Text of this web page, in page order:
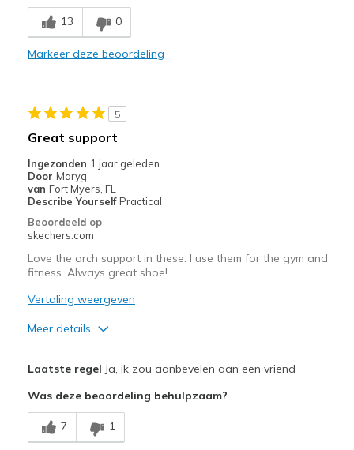
Comfortable
Minpunten
Beste toepassingen
Casual Wear
Special Occasions
Width
Feels true to width
Sizing
View On Shoes
13 0
Markeer deze beoordeling
5
Great support
Ingezonden 1 jaar geleden
Door Maryg
van Fort Myers, FL
Describe Yourself Practical
Beoordeeld op
skechers.com
Love the arch support in these. I use them for the gym and
fitness. Always great shoe!
Vertaling weergeven
Meer details
Comfortable
Stylish
Laatste regel Ja, ik zou aanbevelen aan een vriend
Was deze beoordeling behulpzaam?
7 1